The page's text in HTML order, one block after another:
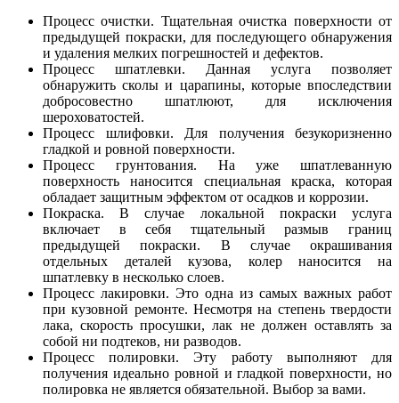
Процесс очистки. Тщательная очистка поверхности от
предыдущей покраски, для последующего обнаружения
и удаления мелких погрешностей и дефектов.
Процесс шпатлевки. Данная услуга позволяет
обнаружить сколы и царапины, которые впоследствии
добросовестно шпатлюют, для исключения
шероховатостей.
Процесс шлифовки. Для получения безукоризненно
гладкой и ровной поверхности.
Процесс грунтования. На уже шпатлеванную
поверхность наносится специальная краска, которая
обладает защитным эффектом от осадков и коррозии.
Покраска. В случае локальной покраски услуга
включает в себя тщательный размыв границ
предыдущей покраски. В случае окрашивания
отдельных деталей кузова, колер наносится на
шпатлевку в несколько слоев.
Процесс лакировки. Это одна из самых важных работ
при кузовной ремонте. Несмотря на степень твердости
лака, скорость просушки, лак не должен оставлять за
собой ни подтеков, ни разводов.
Процесс полировки. Эту работу выполняют для
получения идеально ровной и гладкой поверхности, но
полировка не является обязательной. Выбор за вами.